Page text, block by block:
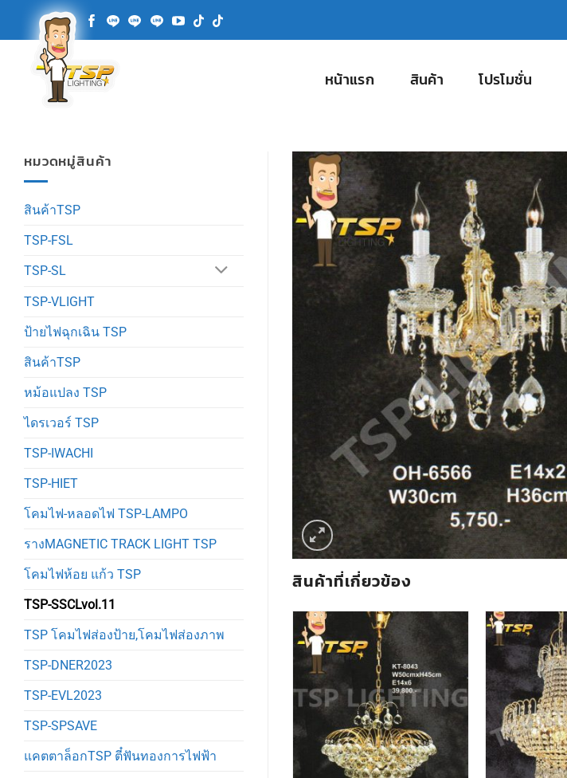
หน้าแรก สินค้า โปรโมชั่น
หมวดหมู่สินค้า
สินค้าTSP
TSP-FSL
TSP-SL
TSP-VLIGHT
ป้ายไฟฉุกเฉิน TSP
สินค้าTSP
หม้อแปลง TSP
ไดรเวอร์ TSP
TSP-IWACHI
TSP-HIET
โคมไฟ-หลอดไฟ TSP-LAMPO
รางMAGNETIC TRACK LIGHT TSP
โคมไฟห้อย แก้ว TSP
TSP-SSCLvol.11
TSP โคมไฟส่องป้าย,โคมไฟส่องภาพ
TSP-DNER2023
TSP-EVL2023
TSP-SPSAVE
แคตตาล็อกTSP ตี๋ฟันทองการไฟฟ้า
สินค้าที่เกี่ยวข้อง